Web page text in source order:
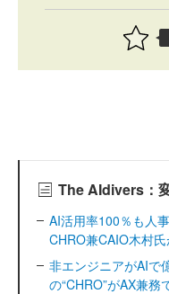
The AIdivers：
AI活用率100％も人
CHRO兼CAIO木村
非エンジニアがAI
の“CHRO”がAX兼務